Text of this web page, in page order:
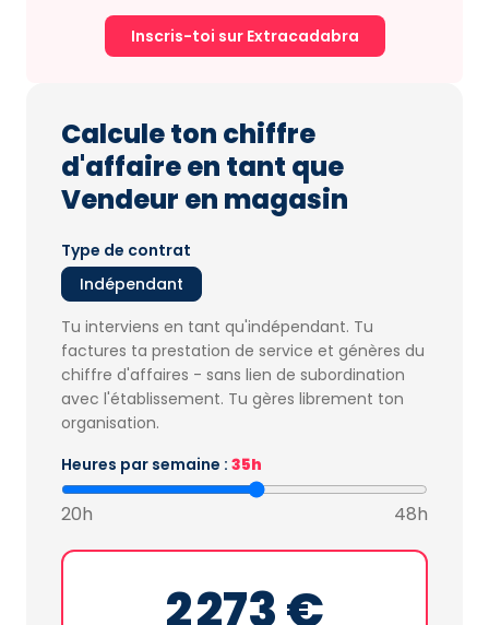
Inscris-toi sur Extracadabra
Calcule ton chiffre
d'affaire en tant que
Vendeur en magasin
Type de contrat
Indépendant
Tu interviens en tant qu'indépendant. Tu
factures ta prestation de service et génères du
chiffre d'affaires - sans lien de subordination
avec l'établissement. Tu gères librement ton
organisation.
Heures par semaine : 35h
20h 48h
2 273 €